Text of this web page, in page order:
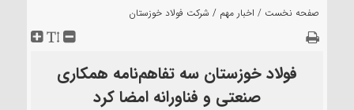
صفحه نخست / اخبار مهم / شرکت فولاد خوزستان
فولاد خوزستان سه تفاهم‌نامه همکاری
صنعتی و فناورانه امضا کرد